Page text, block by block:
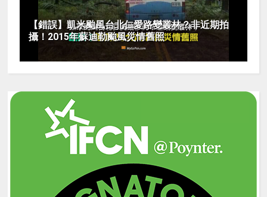
【錯誤】凱米颱風台北仁愛路變叢林？非近期拍
攝！2015年蘇迪勒颱風災情舊照